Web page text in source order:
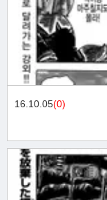
16.10.05(0)